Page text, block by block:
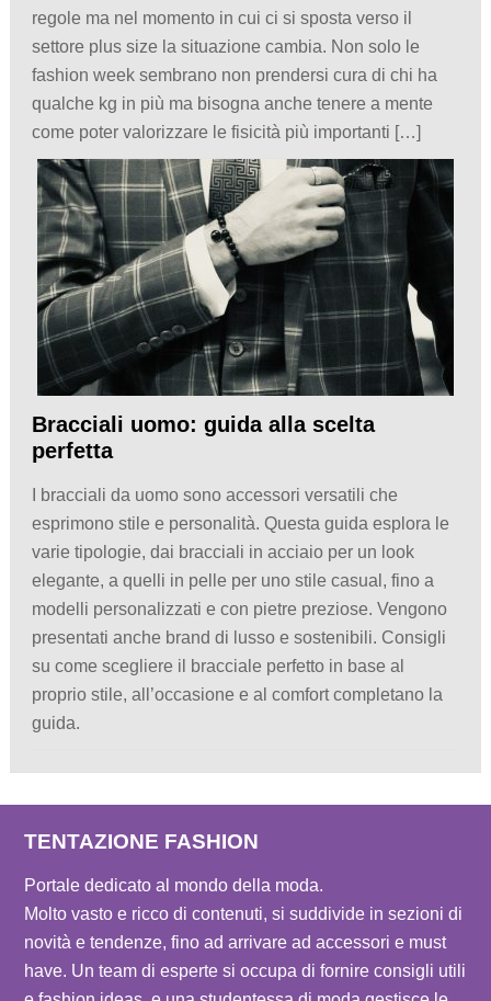
regole ma nel momento in cui ci si sposta verso il
settore plus size la situazione cambia. Non solo le
fashion week sembrano non prendersi cura di chi ha
qualche kg in più ma bisogna anche tenere a mente
come poter valorizzare le fisicità più importanti […]
Bracciali uomo: guida alla scelta
perfetta
I bracciali da uomo sono accessori versatili che
esprimono stile e personalità. Questa guida esplora le
varie tipologie, dai bracciali in acciaio per un look
elegante, a quelli in pelle per uno stile casual, fino a
modelli personalizzati e con pietre preziose. Vengono
presentati anche brand di lusso e sostenibili. Consigli
su come scegliere il bracciale perfetto in base al
proprio stile, all’occasione e al comfort completano la
guida.
TENTAZIONE FASHION
Portale dedicato al mondo della moda.
Molto vasto e ricco di contenuti, si suddivide in sezioni di
novità e tendenze, fino ad arrivare ad accessori e must
have. Un team di esperte si occupa di fornire consigli utili